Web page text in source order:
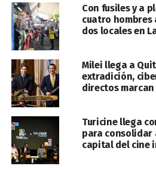
Con fusiles y a
cuatro
dos locales en
Milei llega a
extradición,
directos
Turicine llega
para consolidar
capital del cine